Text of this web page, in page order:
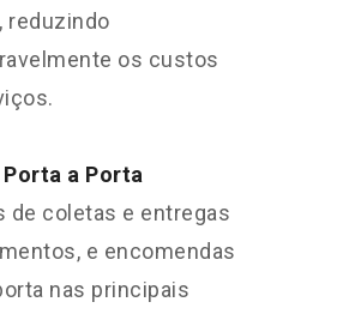
reduzindo
os custos
a Porta
de coletas e entregas
e encomendas
nas principais